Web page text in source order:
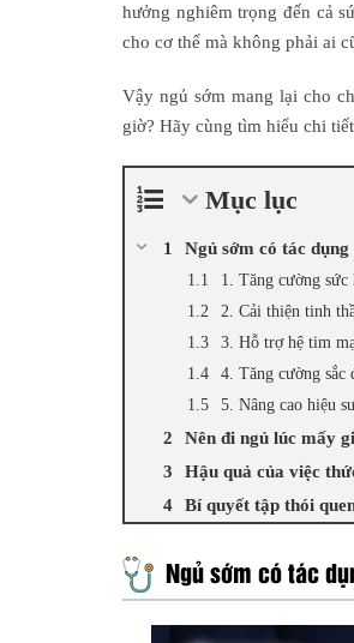
hưởng nghiêm trọng đến cả
cho cơ thể mà không phải ai
Vậy ngủ sớm mang lại cho
giờ? Hãy cùng tìm hiểu chi
Mục lục
Ngủ sớm có tác dụng
1. Tăng cường sức
2. Cải thiện tinh
3. Hỗ trợ hệ tim
4. Tăng cường sắc
5. Nâng cao hiệu
Nên đi ngủ lúc mấy
Hậu quả của việc
Bí quyết tập thói
Ngủ sớm có tác